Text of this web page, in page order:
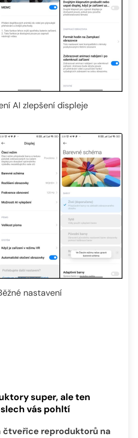
AI zlepšení displeje
nastavení
super, ale ten
vás pohltí
čtveřice reproduktorů na